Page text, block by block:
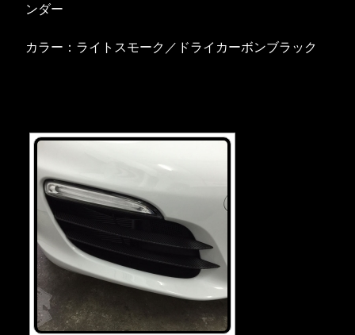
ンダー
カラー：ライトスモーク／ドライカーボンブラック